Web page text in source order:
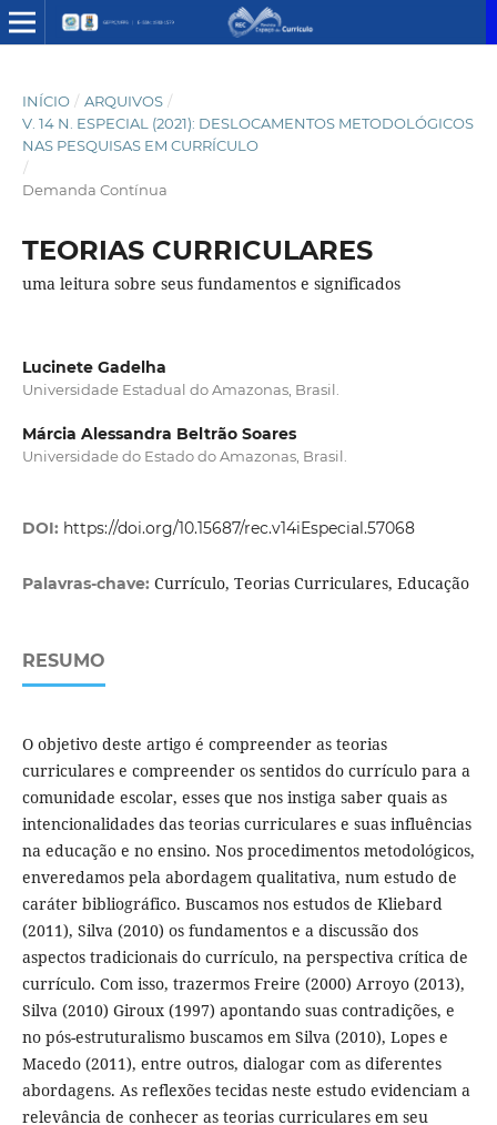
INÍCIO / ARQUIVOS /
V. 14 N. ESPECIAL (2021): DESLOCAMENTOS METODOLÓGICOS
NAS PESQUISAS EM CURRÍCULO
/
Demanda Contínua
TEORIAS CURRICULARES
uma leitura sobre seus fundamentos e significados
Lucinete Gadelha
Universidade Estadual do Amazonas, Brasil.
Márcia Alessandra Beltrão Soares
Universidade do Estado do Amazonas, Brasil.
DOI: https://doi.org/10.15687/rec.v14iEspecial.57068
Palavras-chave: Currículo, Teorias Curriculares, Educação
RESUMO
O objetivo deste artigo é compreender as teorias
curriculares e compreender os sentidos do currículo para a
comunidade escolar, esses que nos instiga saber quais as
intencionalidades das teorias curriculares e suas influências
na educação e no ensino. Nos procedimentos metodológicos,
enveredamos pela abordagem qualitativa, num estudo de
caráter bibliográfico. Buscamos nos estudos de Kliebard
(2011), Silva (2010) os fundamentos e a discussão dos
aspectos tradicionais do currículo, na perspectiva crítica de
currículo. Com isso, trazermos Freire (2000) Arroyo (2013),
Silva (2010) Giroux (1997) apontando suas contradições, e
no pós-estruturalismo buscamos em Silva (2010), Lopes e
Macedo (2011), entre outros, dialogar com as diferentes
abordagens. As reflexões tecidas neste estudo evidenciam a
relevância de conhecer as teorias curriculares em seu